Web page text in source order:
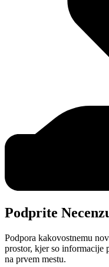
Podprite
Podpora kakovostnemu
prostor, kjer so informacije
na prvem mestu.